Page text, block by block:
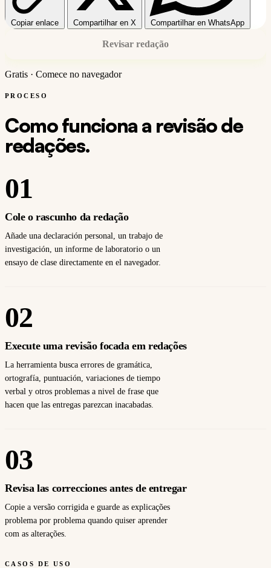
Copiar enlace Compartilhar en X Compartilhar en WhatsApp
Revisar redação
Gratis · Comece no navegador
PROCESO
Como funciona a revisão de
redações.
01
Cole o rascunho da redação
Añade una declaración personal, un trabajo de
investigación, un informe de laboratorio o un
ensayo de clase directamente en el navegador.
02
Execute uma revisão focada em redações
La herramienta busca errores de gramática,
ortografía, puntuación, variaciones de tiempo
verbal y otros problemas a nivel de frase que
hacen que las entregas parezcan inacabadas.
03
Revisa las correcciones antes de entregar
Copie a versão corrigida e guarde as explicações
problema por problema quando quiser aprender
com as alterações.
CASOS DE USO